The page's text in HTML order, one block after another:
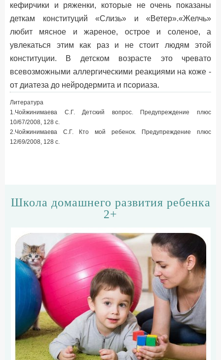
кефирчики и ряженки, которые не очень показаны
деткам конституций «Слизь» и «Ветер».«Желчь»
любит мясное и жареное, острое и соленое, а
увлекаться этим как раз и не стоит людям этой
конституции. В детском возрасте это чревато
всевозможными аллергическими реакциями на коже -
от диатеза до нейродермита и псориаза.
Литература
1.Чойжинимаева С.Г. Детский вопрос. Предупреждение плюс
10/67/2008, 128 с.
2.Чойжинимаева С.Г. Кто мой ребенок. Предупреждение плюс
12/69/2008, 128 с.
Школа домашнего развития ребенка
2+